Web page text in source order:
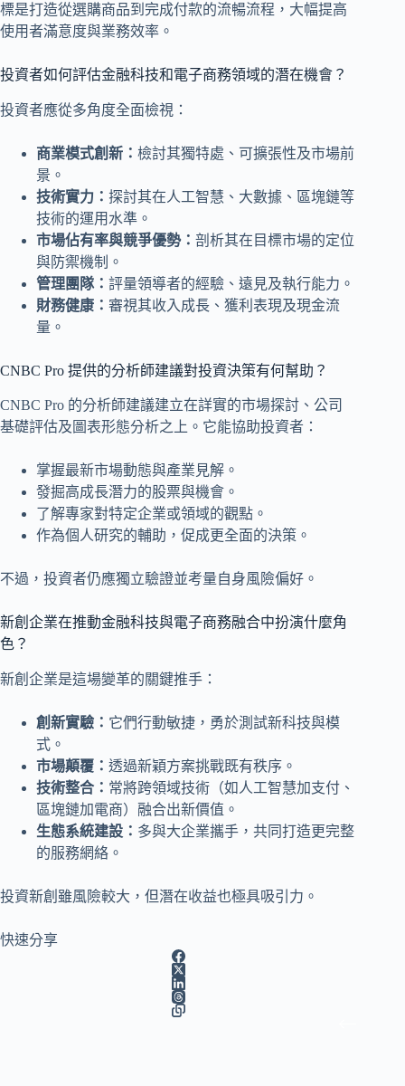
標是打造從選購商品到完成付款的流暢流程，大幅提高
使用者滿意度與業務效率。
投資者如何評估金融科技和電子商務領域的潛在機會？
投資者應從多角度全面檢視：
商業模式創新： 檢討其獨特處、可擴張性及市場前
景。
技術實力： 探討其在人工智慧、大數據、區塊鏈等
技術的運用水準。
市場佔有率與競爭優勢： 剖析其在目標市場的定位
與防禦機制。
管理團隊： 評量領導者的經驗、遠見及執行能力。
財務健康： 審視其收入成長、獲利表現及現金流
量。
CNBC Pro 提供的分析師建議對投資決策有何幫助？
CNBC Pro 的分析師建議建立在詳實的市場探討、公司
基礎評估及圖表形態分析之上。它能協助投資者：
掌握最新市場動態與產業見解。
發掘高成長潛力的股票與機會。
了解專家對特定企業或領域的觀點。
作為個人研究的輔助，促成更全面的決策。
不過，投資者仍應獨立驗證並考量自身風險偏好。
新創企業在推動金融科技與電子商務融合中扮演什麼角
色？
新創企業是這場變革的關鍵推手：
創新實驗： 它們行動敏捷，勇於測試新科技與模
式。
市場顛覆： 透過新穎方案挑戰既有秩序。
技術整合： 常將跨領域技術（如人工智慧加支付、
區塊鏈加電商）融合出新價值。
生態系統建設： 多與大企業攜手，共同打造更完整
的服務網絡。
投資新創雖風險較大，但潛在收益也極具吸引力。
快速分享